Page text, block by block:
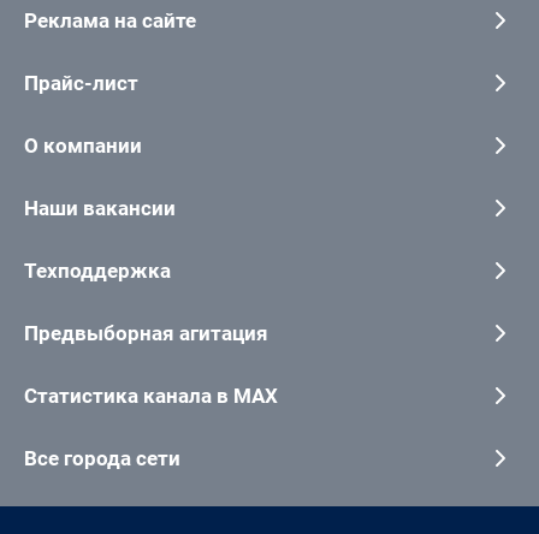
Реклама на сайте
Прайс-лист
О компании
Наши вакансии
Техподдержка
Предвыборная агитация
Статистика канала в MAX
Все города сети